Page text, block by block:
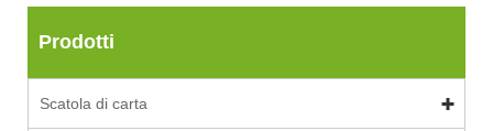
Prodotti
Scatola di carta